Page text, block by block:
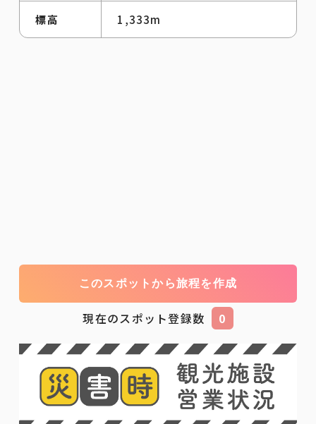
標高 1,333m
このスポットから旅程を作成
現在のスポット登録数 0